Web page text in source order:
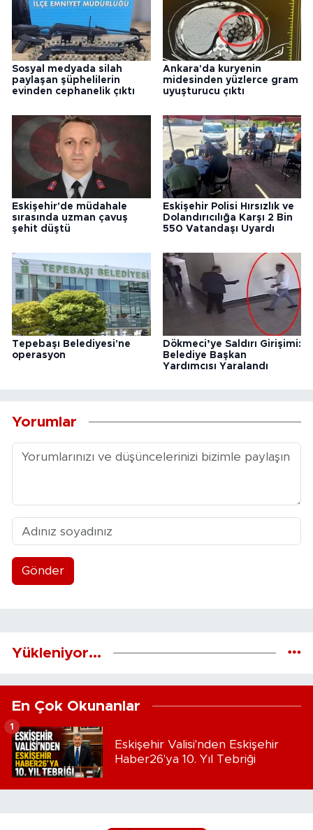
Sosyal medyada silah
paylaşan şüphelilerin
evinden cephanelik çıktı
Ankara'da kuryenin
midesinden yüzlerce gram
uyuşturucu çıktı
Eskişehir'de müdahale
sırasında uzman çavuş
şehit düştü
Eskişehir Polisi Hırsızlık ve
Dolandırıcılığa Karşı 2 Bin
550 Vatandaşı Uyardı
Tepebaşı Belediyesi'ne
operasyon
Dökmeci’ye Saldırı Girişimi:
Belediye Başkan
Yardımcısı Yaralandı
Yorumlar
Gönder
Yükleniyor...
En Çok Okunanlar
Eskişehir Valisi'nden Eskişehir
Haber26'ya 10. Yıl Tebriği
1